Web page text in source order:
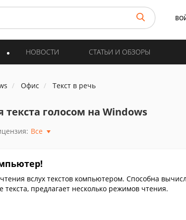
НОВОСТИ СТАТЬИ И ОБЗОРЫ
Офис Текст в речь
голосом на Windows
Все
вслух текстов компьютером. Способна
текста, предлагает несколько режимов чтения.